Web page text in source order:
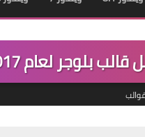
بلوجر لعام 2017